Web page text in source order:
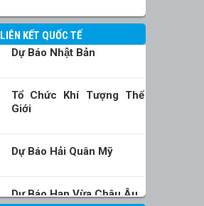
LIÊN KẾT QUỐC TẾ
Dự Báo Nhật Bản
Tổ Chức Khí Tượng Thế
Giới
Dự Báo Hải Quân Mỹ
Dự Báo Hạn Vừa Châu Âu